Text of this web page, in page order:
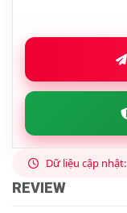
Dữ liệu cập nhật:
REVIEW